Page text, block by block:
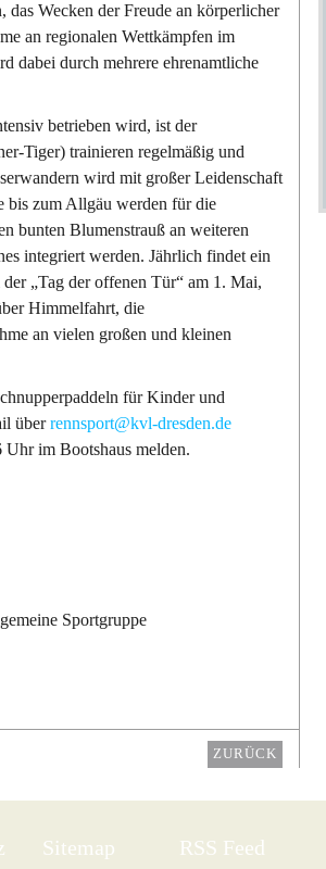
das Wecken der Freude an körperlicher
an regionalen Wettkämpfen im
dabei durch mehrere ehrenamtliche
betrieben wird, ist der
Tiger) trainieren regelmäßig und
wird mit großer Leidenschaft
bis zum Allgäu werden für die
bunten Blumenstrauß an weiteren
integriert werden. Jährlich findet ein
„Tag der offenen Tür“ am 1. Mai,
Himmelfahrt, die
an vielen großen und kleinen
für Kinder und
überrennsport@kvl-dresden.de
Uhr im Bootshaus melden.
Sportgruppe
ZURÜCK
Sitemap RSS Feed